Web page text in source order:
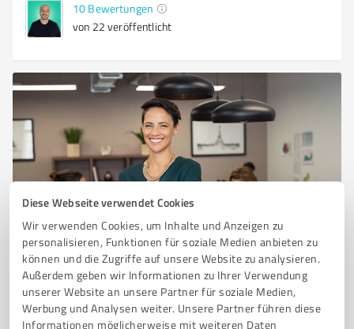
Diese Webseite verwendet Cookies
Wir verwenden Cookies, um Inhalte und Anzeigen zu
personalisieren, Funktionen für soziale Medien anbieten zu
können und die Zugriffe auf unsere Website zu analysieren.
Außerdem geben wir Informationen zu Ihrer Verwendung
unserer Website an unsere Partner für soziale Medien,
Werbung und Analysen weiter. Unsere Partner führen diese
Informationen möglicherweise mit weiteren Daten
10 Bewertungen
von 22 veröffentlicht
Sie möchten auch hier gelistet werden?
Registrieren Sie sich jetzt und werden Sie ein von
Kunden empfohlener ProvenExpert!